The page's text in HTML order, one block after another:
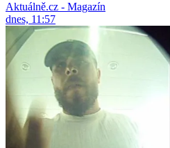
Aktuálně.cz - Magazín
dnes, 11:57